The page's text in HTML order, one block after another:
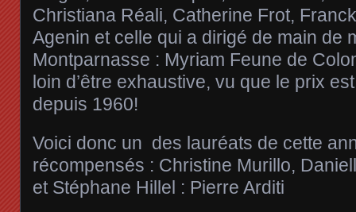
Christiana Réali, Catherine Frot,
Agenin et celle qui a dirigé de main de
Montparnasse : Myriam Feune de
loin d’être exhaustive, vu que le prix
depuis 1960!
Voici donc un des lauréats de cette
récompensés : Christine Murillo,
et Stéphane Hillel : Pierre Arditi